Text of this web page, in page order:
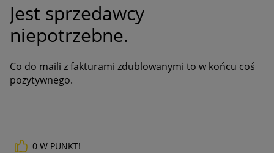
Jest sprzedawcy
niepotrzebne.
Co do maili z fakturami zdublowanymi to w końcu coś
pozytywnego.
0 W PUNKT!